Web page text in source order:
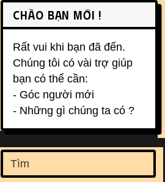
navigation, etc.
Chào bạn mới !
Rất vui khi bạn đã đến.
Chúng tôi có vài trợ giúp
bạn có thể cần:
- Góc người mới
- Những gì chúng ta có ?
related